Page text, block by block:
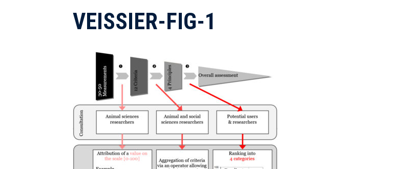
VEISSIER-FIG-1